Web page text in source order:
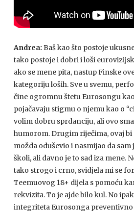
Andrea: Baš kao što postoje
tako postoje i dobri i loši
ako se mene pita, nastup Finske
kategoriju loših. Sve u svemu,
čine ogromnu štetu Eurosongu
pojačavaju stigmu o njemu kao o
volim dobru sprdanciju, ali ovo
humorom. Drugim riječima, ovaj
možda oduševio i nasmijao da
školi, ali davno je to sad iza mene.
tako strogo i crno, svidjela mi se
Teemuovog 18+ dijela s pomoću
rekvizita. To je ajde bilo kul. No
integriteta Eurosonga preventivno